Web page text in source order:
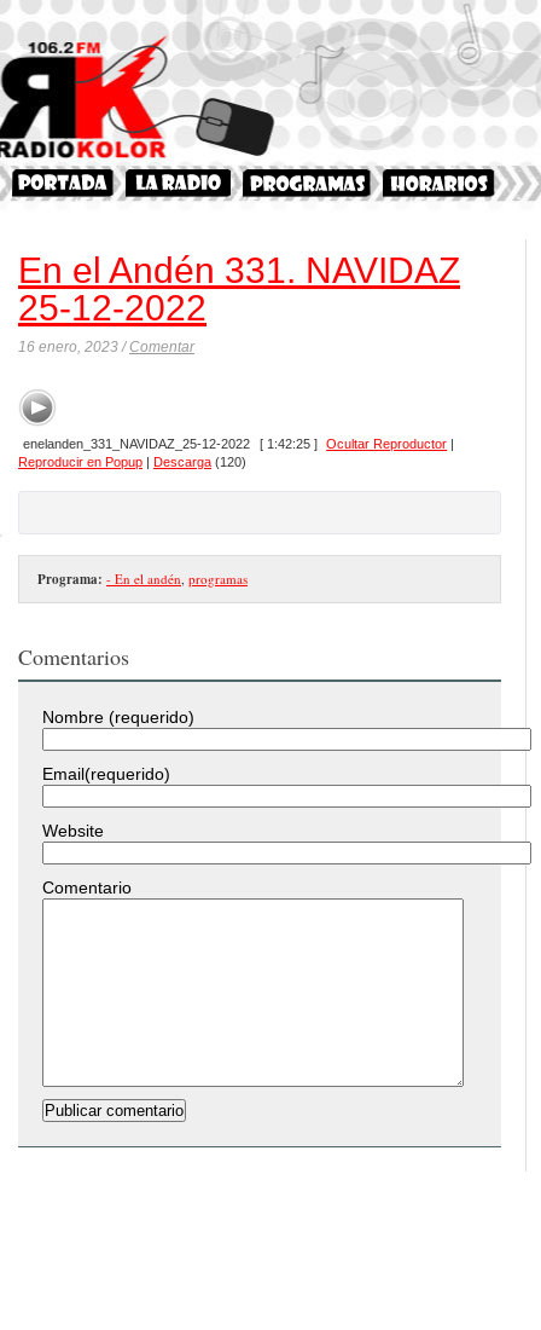
En el Andén 331. NAVIDAZ
25-12-2022
16 enero, 2023 /Comentar
enelanden_331_NAVIDAZ_25-12-2022 [ 1:42:25 ] Ocultar Reproductor |
Reproducir en Popup | Descarga (120)
Programa: - En el andén programas
Comentarios
Nombre (requerido)
Email(requerido)
Website
Comentario